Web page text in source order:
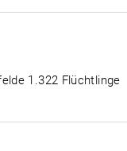
1.322 Flüchtlinge